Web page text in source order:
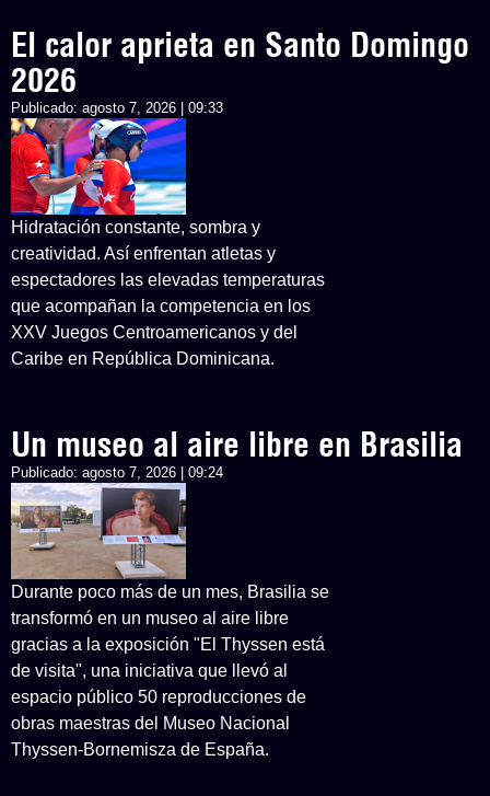
El calor aprieta en Santo Domingo
2026
Publicado: agosto 7, 2026 | 09:33
Hidratación constante, sombra y
creatividad. Así enfrentan atletas y
espectadores las elevadas temperaturas
que acompañan la competencia en los
XXV Juegos Centroamericanos y del
Caribe en República Dominicana.
Un museo al aire libre en Brasilia
Publicado: agosto 7, 2026 | 09:24
Durante poco más de un mes, Brasilia se
transformó en un museo al aire libre
gracias a la exposición "El Thyssen está
de visita", una iniciativa que llevó al
espacio público 50 reproducciones de
obras maestras del Museo Nacional
Thyssen-Bornemisza de España.